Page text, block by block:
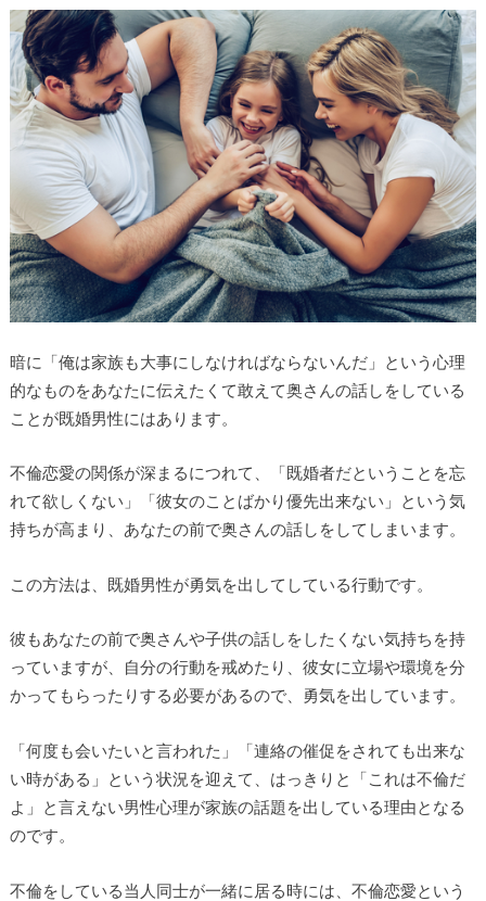
暗に「俺は家族も大事にしなければならないんだ」という心理
的なものをあなたに伝えたくて敢えて奥さんの話しをしている
ことが既婚男性にはあります。
不倫恋愛の関係が深まるにつれて、「既婚者だということを忘
れて欲しくない」「彼女のことばかり優先出来ない」という気
持ちが高まり、あなたの前で奥さんの話しをしてしまいます。
この方法は、既婚男性が勇気を出してしている行動です。
彼もあなたの前で奥さんや子供の話しをしたくない気持ちを持
っていますが、自分の行動を戒めたり、彼女に立場や環境を分
かってもらったりする必要があるので、勇気を出しています。
「何度も会いたいと言われた」「連絡の催促をされても出来な
い時がある」という状況を迎えて、はっきりと「これは不倫だ
よ」と言えない男性心理が家族の話題を出している理由となる
のです。
不倫をしている当人同士が一緒に居る時には、不倫恋愛という